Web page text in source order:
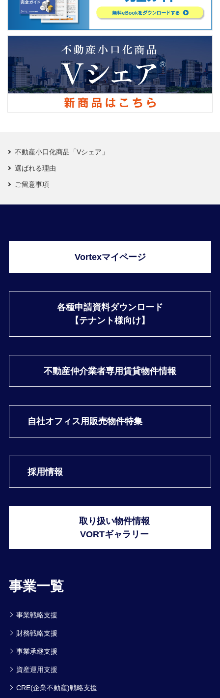
不動産小口化商品「Vシェア」
選ばれる理由
ご留意事項
Vortexマイページ
各種申請資料ダウンロード
【テナント様向け】
不動産仲介業者専用賃貸物件情報
自社オフィス用販売物件特集
採用情報
事業一覧
事業戦略支援
財務戦略支援
事業承継支援
資産運用支援
CRE(企業不動産)戦略支援
取り扱い物件情報
VORTギャラリー